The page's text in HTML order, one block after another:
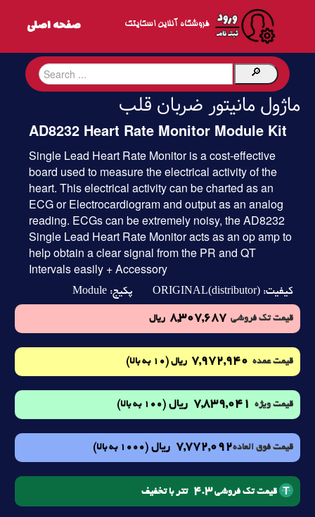
فروشگاه آنلاین اسکایتک
ماژول مانیتور ضربان قلب
AD8232 Heart Rate Monitor Module Kit
Single Lead Heart Rate Monitor is a cost-effective
board used to measure the electrical activity of the
heart. This electrical activity can be charted as an
ECG or Electrocardiogram and output as an analog
reading. ECGs can be extremely noisy, the AD8232
Single Lead Heart Rate Monitor acts as an op amp to
help obtain a clear signal from the PR and QT
Intervals easily + Accessory
کیفیت: ORIGINAL(distributor) پکیج: Module
قیمت تک فروشی 8,307,687 ریال
قیمت عمده 7,972,940 ریال (10 به بالا)
قیمت ویژه 7,839,041 ریال (100 به بالا)
قیمت فوق العاده7,772,092 ریال (1000 به بالا)
قیمت تک فروشی4.3 تتر با تخفیف